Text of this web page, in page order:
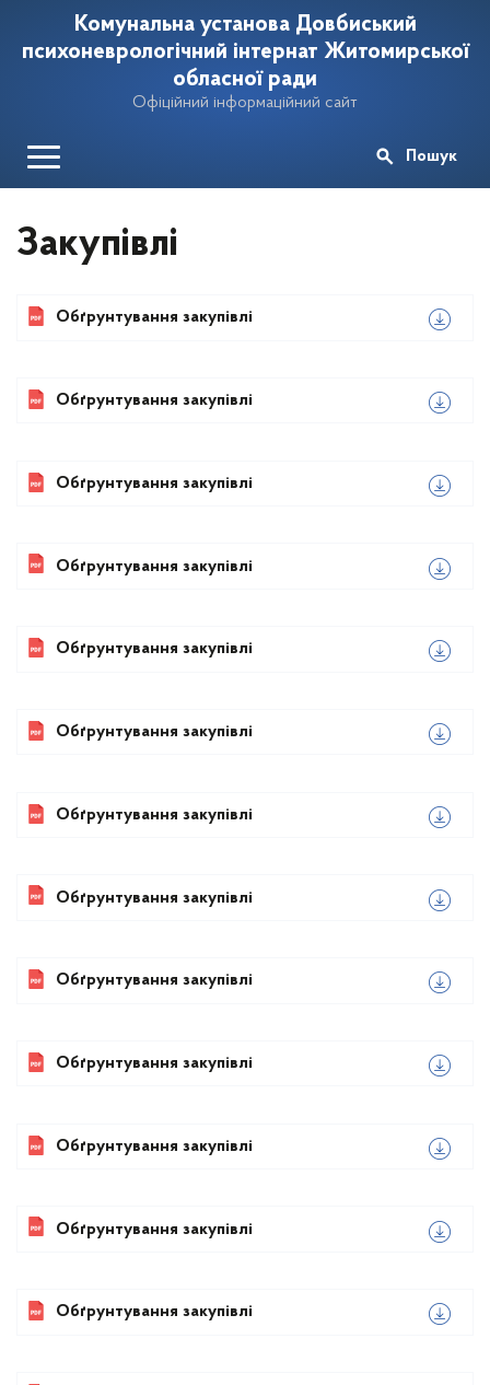
Комунальна установа Довбиський
психоневрологічний інтернат Житомирської
обласної ради
Офіційний інформаційний сайт
Пошук
Закупівлі
Обґрунтування закупівлі
Обґрунтування закупівлі
Обґрунтування закупівлі
Обґрунтування закупівлі
Обґрунтування закупівлі
Обґрунтування закупівлі
Обґрунтування закупівлі
Обґрунтування закупівлі
Обґрунтування закупівлі
Обґрунтування закупівлі
Обґрунтування закупівлі
Обґрунтування закупівлі
Обґрунтування закупівлі